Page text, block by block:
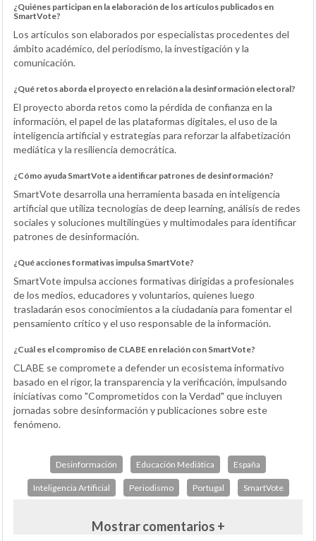
¿Quiénes participan en la elaboración de los artículos publicados en
SmartVote?
Los artículos son elaborados por especialistas procedentes del
ámbito académico, del periodismo, la investigación y la
comunicación.
¿Qué retos aborda el proyecto en relación a la desinformación electoral?
El proyecto aborda retos como la pérdida de confianza en la
información, el papel de las plataformas digitales, el uso de la
inteligencia artificial y estrategias para reforzar la alfabetización
mediática y la resiliencia democrática.
¿Cómo ayuda SmartVote a identificar patrones de desinformación?
SmartVote desarrolla una herramienta basada en inteligencia
artificial que utiliza tecnologías de deep learning, análisis de redes
sociales y soluciones multilingües y multimodales para identificar
patrones de desinformación.
¿Qué acciones formativas impulsa SmartVote?
SmartVote impulsa acciones formativas dirigidas a profesionales
de los medios, educadores y voluntarios, quienes luego
trasladarán esos conocimientos a la ciudadanía para fomentar el
pensamiento crítico y el uso responsable de la información.
¿Cuál es el compromiso de CLABE en relación con SmartVote?
CLABE se compromete a defender un ecosistema informativo
basado en el rigor, la transparencia y la verificación, impulsando
iniciativas como "Comprometidos con la Verdad" que incluyen
jornadas sobre desinformación y publicaciones sobre este
fenómeno.
Desinformación Educación Mediática España
Inteligencia Artificial Periodismo Portugal SmartVote
Mostrar comentarios +